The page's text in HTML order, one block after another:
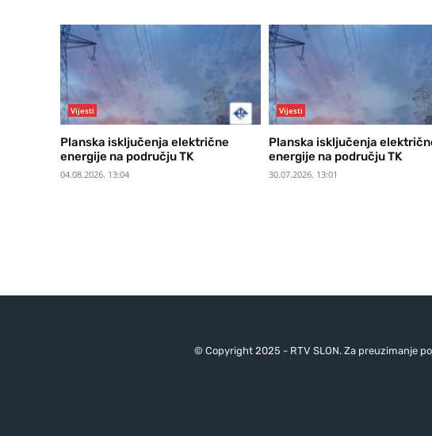
Vijesti
Planska isključenja električne
energije na području TK
04.08.2026. 13:04
Vijesti
Planska isključenja
energije na području TK
30.07.2026. 13:01
© Copyright 2025 - RTV SLON. Za preuzimanje